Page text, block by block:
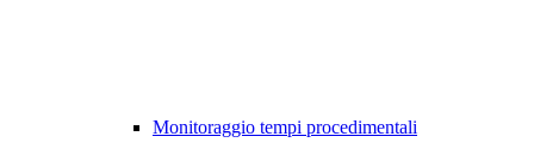
Monitoraggio tempi procedimentali